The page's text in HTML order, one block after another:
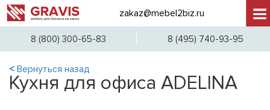
+7
zakaz@mebel2biz.ru
8 (800) 300-65-83 8 (495) 740-93-95
< Вернуться назад
Кухня для офиса ADELINA